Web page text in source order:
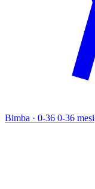
Bimba · 0-36 0-36 mesi